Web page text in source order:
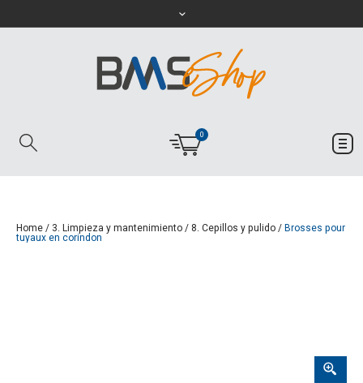
0
Home/ 3. Limpieza y mantenimiento/8. Cepillos y pulido/Brosses pour
tuyaux en corindon